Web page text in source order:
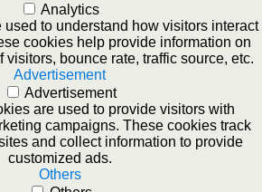
Analytics
to understand how visitors interact
cookies help provide information on
visitors, bounce rate, traffic source, etc.
Advertisement
Advertisement
are used to provide visitors with
campaigns. These cookies track
and collect information to provide
customized ads.
Others